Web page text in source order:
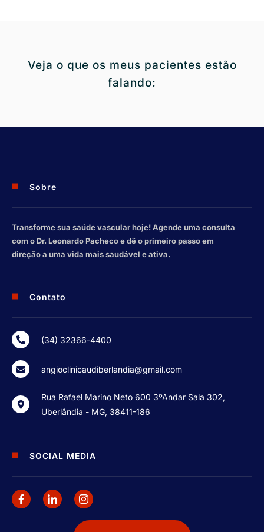
Veja o que os meus pacientes estão
falando:
Sobre
Transforme sua saúde vascular hoje! Agende uma consulta
com o Dr. Leonardo Pacheco e dê o primeiro passo em
direção a uma vida mais saudável e ativa.
Contato
(34) 32366-4400
angioclinicaudiberlandia@gmail.com
Rua Rafael Marino Neto 600 3ºAndar Sala 302,
Uberlândia - MG, 38411-186
SOCIAL MEDIA